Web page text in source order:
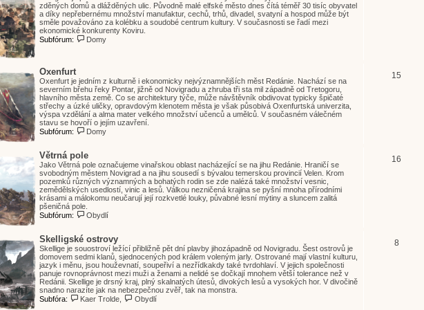
zděných domů a dlážděných ulic. Původně malé elfské město dnes čítá téměř 30 tisíc obyvatel
a díky nepřebernému množství manufaktur, cechů, trhů, divadel, svatyní a hospod může být
směle považováno za kolébku a soudobé centrum kultury. V současnosti se řadí mezi
ekonomické konkurenty Koviru.
Subfórum:
Domy
Oxenfurt
Oxenfurt je jedním z kulturně i ekonomicky nejvýznamnějších měst Redánie. Nachází se na
severním břehu řeky Pontar, jižně od Novigradu a zhruba tři sta mil západně od Tretogoru,
hlavního města země. Co se architektury týče, může návštěvník obdivovat typicky špičaté
střechy a úzké uličky, opravdovým klenotem města je však působivá Oxenfurtská univerzita,
výspa vzdělání a alma mater velkého množství učenců a umělců. V současném válečném
stavu se hovoří o jejím uzavření.
Subfórum:
Domy
15
Větrná pole
Jako Větrná pole označujeme vinařskou oblast nacházející se na jihu Redánie. Hraničí se
svobodným městem Novigrad a na jihu sousedí s bývalou temerskou provincií Velen. Krom
pozemků různých významných a bohatých rodin se zde nalézá také množství vesnic,
zemědělských usedlostí, vinic a lesů. Válkou nezničená krajina se pyšní mnoha přírodními
krásami a málokomu neučarují její rozkvetlé louky, půvabné lesní mýtiny a sluncem zalitá
pšeničná pole.
Subfórum:
Obydlí
16
Skelligské ostrovy
Skellige je souostroví ležící přibližně pět dní plavby jihozápadně od Novigradu. Šest ostrovů je
domovem sedmi klanů, sjednocených pod králem voleným jarly. Ostrované mají vlastní kulturu,
jazyk i měnu, jsou houževnatí, soupeřiví a nezřídkakdy také tvrdohlaví. V jejich společnosti
panuje rovnoprávnost mezi muži a ženami a nelidé se dočkají mnohem větší tolerance než v
Redánii. Skellige je drsný kraj, plný skalnatých útesů, divokých lesů a vysokých hor. V divočině
snadno narazíte jak na nebezpečnou zvěř, tak na monstra.
Subfóra:
Kaer Trolde Obydlí
8